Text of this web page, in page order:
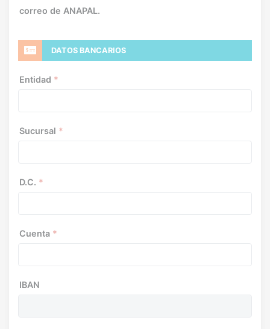
correo de ANAPAL.
DATOS BANCARIOS
Entidad *
Sucursal *
D.C. *
Cuenta *
IBAN